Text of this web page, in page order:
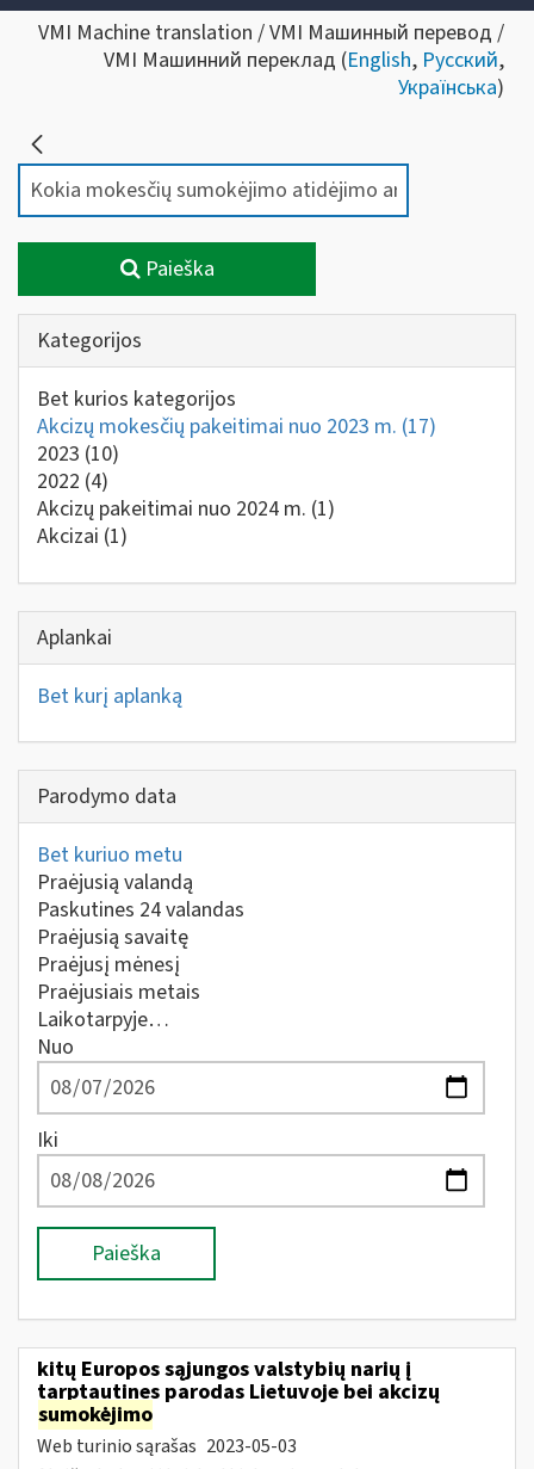
VMI Machine translation / VMI Машинный перевод /
VMI Машинний переклад (English, Русский,
Українська)
Paieška
Kategorijos
Bet kurios kategorijos
Akcizų mokesčių pakeitimai nuo 2023 m. (17)
2023 (10)
2022 (4)
Akcizų pakeitimai nuo 2024 m. (1)
Akcizai (1)
Aplankai
Bet kurį aplanką
Parodymo data
Bet kuriuo metu
Praėjusią valandą
Paskutines 24 valandas
Praėjusią savaitę
Praėjusį mėnesį
Praėjusiais metais
Laikotarpyje…
Nuo
Iki
Paieška
kitų Europos sąjungos valstybių narių į
tarptautines parodas Lietuvoje bei akcizų
sumokėjimo
Web turinio sąrašas 2023-05-03